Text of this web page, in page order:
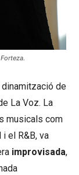
dinamització de
La Voz. La
musicals com
el R&B, va
improvisada,